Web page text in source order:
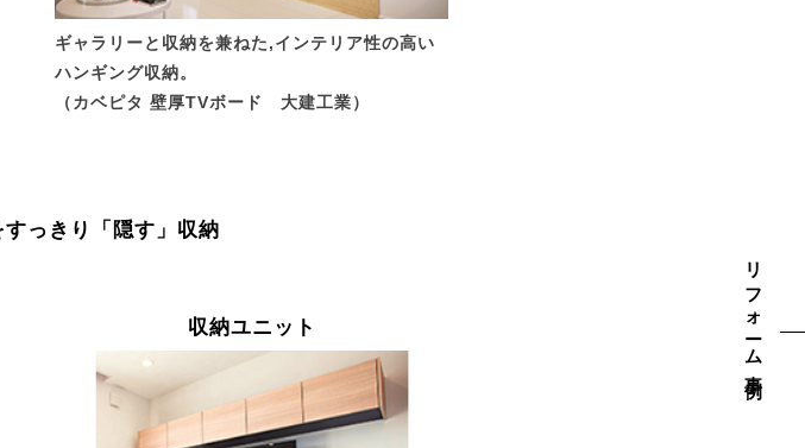
リフォーム事例
ギャラリーと収納を兼ねた,インテリア性の高い
ハンギング収納。
（カベピタ 壁厚TVボード 大建工業）
っきり「隠す」収納
収納ユニット